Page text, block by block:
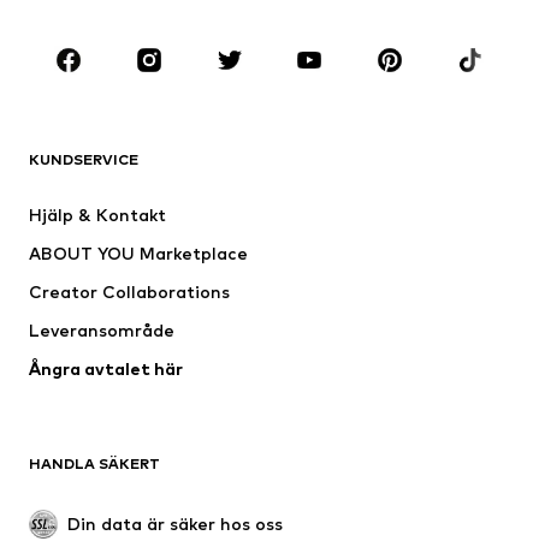
KLÄDER
Jackor
Badkläder
Tillfällen
Upcycling
Nytt
Boots & stövlar
Lågskor
KUNDSERVICE
Hjälp & Kontakt
ABOUT YOU Marketplace
Creator Collaborations
Leveransområde
Ångra avtalet här
HANDLA SÄKERT
Din data är säker hos oss